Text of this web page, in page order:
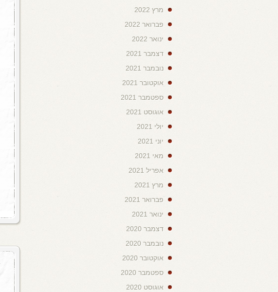
מרץ 2022
פברואר 2022
ינואר 2022
דצמבר 2021
נובמבר 2021
אוקטובר 2021
ספטמבר 2021
אוגוסט 2021
יולי 2021
יוני 2021
מאי 2021
אפריל 2021
מרץ 2021
פברואר 2021
ינואר 2021
דצמבר 2020
נובמבר 2020
אוקטובר 2020
ספטמבר 2020
אוגוסט 2020